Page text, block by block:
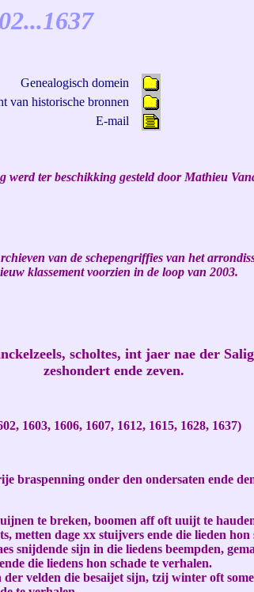
Genealogisch domein
van historische bronnen
E-mail
werd ter beschikking gesteld door Mathieu
van de schepengriffies van het
klassement voorzien in de loop van 2003.
scholtes, int jaer nae der
zeshondert ende zeven.
1603, 1606, 1607, 1612, 1615, 1628, 1637)
braspenning onder den ondersaten ende
te breken, boomen aff oft uuijt te
metten dage xx stuijvers ende die lieden hon
snijdende sijn in die liedens beempden,
die liedens hon schade te verhalen.
velden die besaijet sijn, tzij winter oft